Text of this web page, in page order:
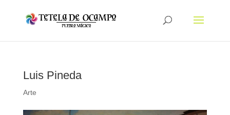
Luis Pineda
Arte